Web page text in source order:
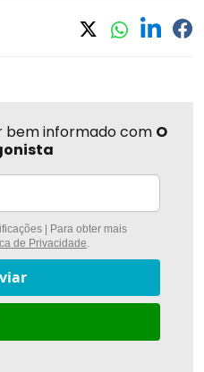
bem informado com O
| Para obter mais
de Privacidade.